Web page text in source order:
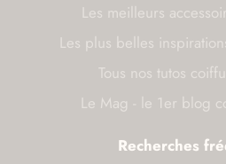
Les meilleurs
Les plus belles
Tous nos tutos
Le Mag - le 1er blog
Recherches